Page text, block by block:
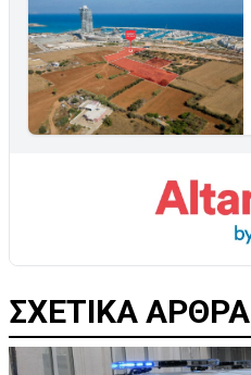
ΣΧΕΤΙΚΑ ΑΡΘΡΑ